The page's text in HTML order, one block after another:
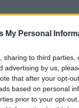
My Personal
sharing to third
advertising by us,
that after your opt-
based on personal
prior to your opt-